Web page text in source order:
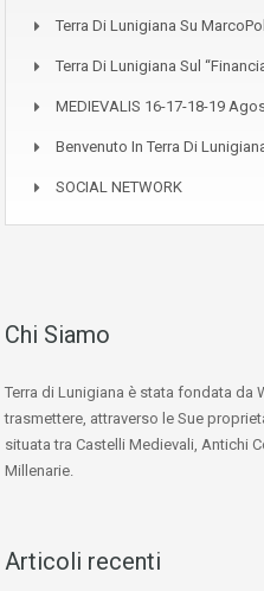
Terra Di Lunigiana Su
Terra Di Lunigiana Sul
MEDIEVALIS 16-17-18-19
Benvenuto In Terra Di
SOCIAL NETWORK
Chi Siamo
Terra di Lunigiana è stata fondata da
trasmettere, attraverso le Sue
situata tra Castelli Medievali, Antichi
Millenarie.
Articoli recenti